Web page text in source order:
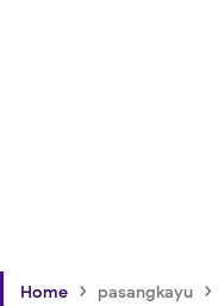
Home › pasangkayu ›